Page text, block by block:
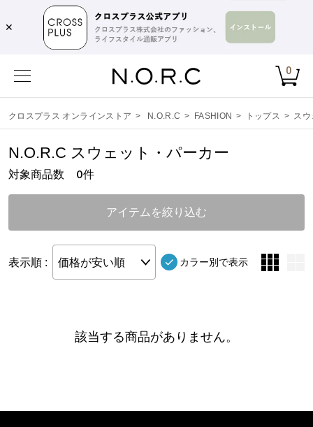
✕
0
クロスプラス オンラインストア > N.O.R.C > FASHION > トップス > ス
対象商品数 0件
N.O.R.C スウェット・パーカー
アイテムを絞り込む
表示順 : 価格が安い順 カラー別で表示
該当する商品がありません。